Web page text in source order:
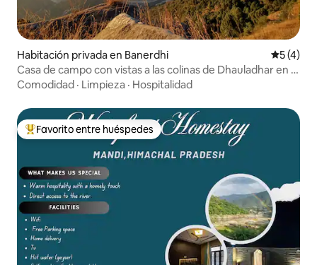
Habitación privada en Banerdhi
5 (4)
Casa de campo con vistas a las colinas de Dhauladhar en el
Himalaya
Comodidad · Limpieza · Hospitalidad
Favorito entre huéspedes preferido
Favorito entre huéspedes